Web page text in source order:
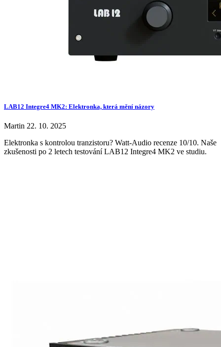
LAB12 Integre4 MK2: Elektronka, která mění názory
Martin 22. 10. 2025
Elektronka s kontrolou tranzistoru? Watt-Audio recenze 10/10. Naše
zkušenosti po 2 letech testování LAB12 Integre4 MK2 ve studiu.